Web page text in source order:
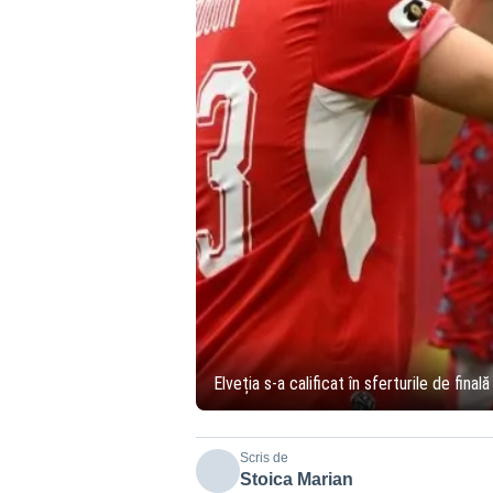
Elveția s-a calificat în sferturile de finală
Scris de
Stoica Marian